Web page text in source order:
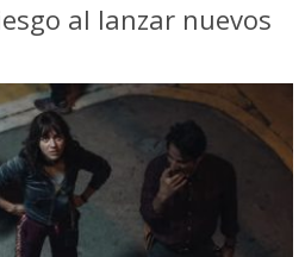
al lanzar nuevos